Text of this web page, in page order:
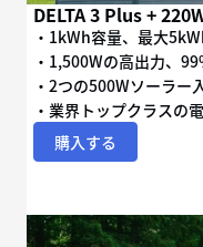
DELTA 3 Plus +
・1kWh容量、最大
・1,500Wの高出力、
・2つの500Wソーラー
・業界トップクラスの
購入する